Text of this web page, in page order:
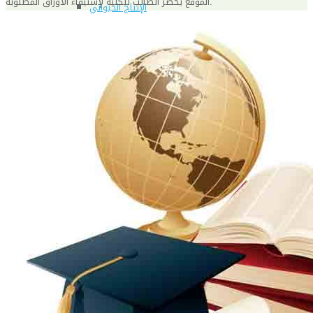
الإنتاج الحيواني
الحشرات الإقتصادية والمبيدات
الحيوان والنيماتولوجيا الزراعية
الخضر
الصناعات الغذائية
الكيميـــاء الحيوية
النبات الزراعى
المحاصيل
الميكروبيولوجيا الزراعية
الهندسة الزراعية
البرامج التعليمية
برامج اللغة العربية
برامج اللغة الانجليزية
التعليم المفتوح
عن الكلية